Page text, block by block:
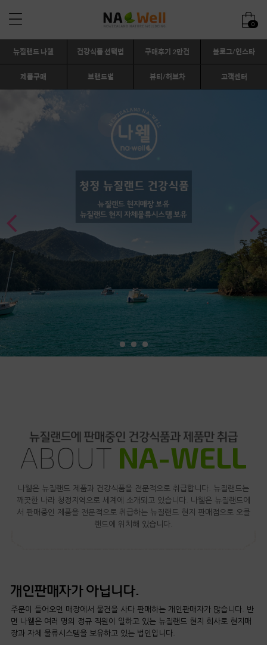
0
뉴질랜드 나웰 건강식품 선택법 구매후기 2만건 블로그/인스타
제품구매 브랜드별 뷰티/허브차 고객센터
 
ABOUT NA-WELL
나웰은 뉴질랜드 제품과 건강식품을 전문적으로 취급합니다. 뉴질랜드는
깨끗한 나라 청정지역으로 세계에 소개되고 있습니다. 나웰은 뉴질랜드에
서 판매중인 제품을 전문적으로 취급하는 뉴질랜드 현지 판매점으로 오클
랜드에 위치해 있습니다.
주문이 들어오면 매장에서 물건을 사다 판매하는 개인판매자가 많습니다. 반
면 나웰은 여러 명의 정규 직원이 일하고 있는 뉴질랜드 현지 회사로 현지매
장과 자체 물류시스템을 보유하고 있는 법인입니다.